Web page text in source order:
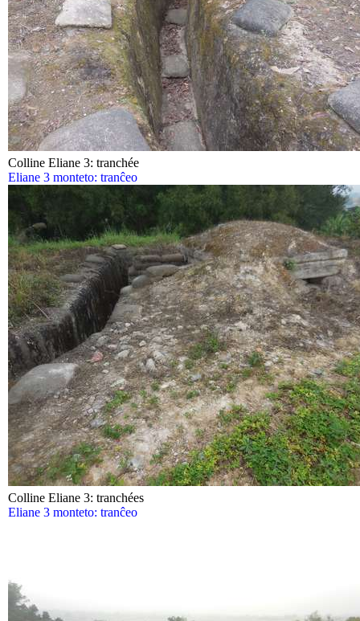
Colline Eliane 3: tranchée
Eliane 3 monteto: tranĉeo
Colline Eliane 3: tranchées
Eliane 3 monteto: tranĉeo